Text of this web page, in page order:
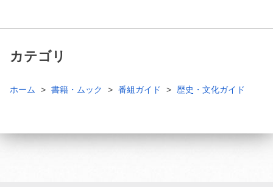
カテゴリ
ホーム 書籍・ムック 番組ガイド 歴史・文化ガイド